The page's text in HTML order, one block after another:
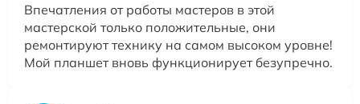
Впечатления от работы мастеров в этой
мастерской только положительные, они
ремонтируют технику на самом высоком уровне!
Мой планшет вновь функционирует безупречно.